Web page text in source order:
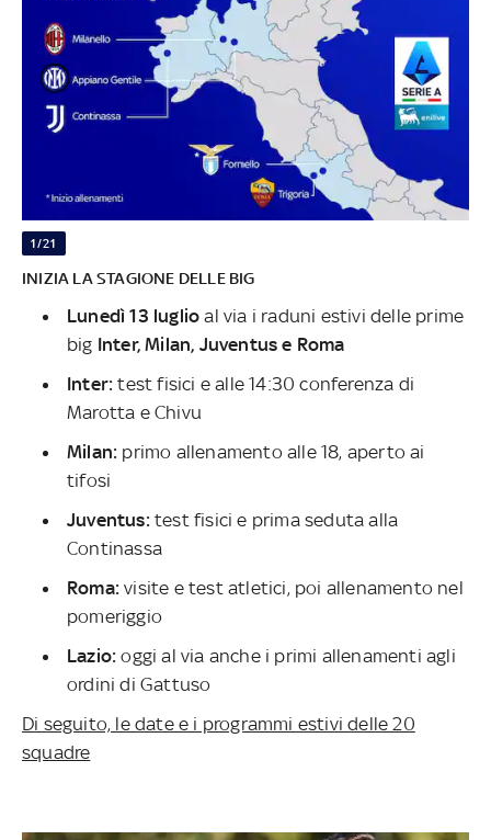
1/21
INIZIA LA STAGIONE DELLE BIG
Lunedì 13 luglio al via i raduni estivi delle prime
big Inter, Milan, Juventus e Roma
Inter: test fisici e alle 14:30 conferenza di
Marotta e Chivu
Milan: primo allenamento alle 18, aperto ai
tifosi
Juventus:test fisici e prima seduta alla
Continassa
Roma: visite e test atletici, poi allenamento nel
pomeriggio
Lazio: oggi al via anche i primi allenamenti agli
ordini di Gattuso
Di seguito, le date e i programmi estivi delle 20
squadre